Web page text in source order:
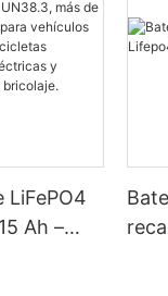
LiFePO4
Ah –